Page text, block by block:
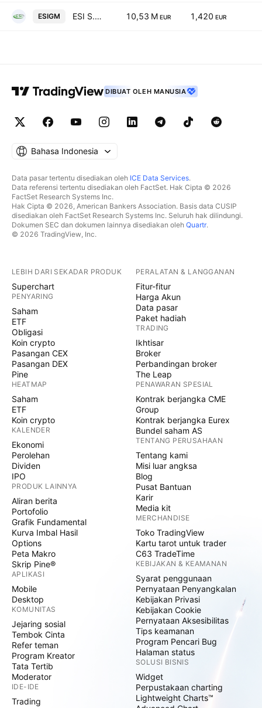
ESIGM ESI S.p.A. 10,53 M EUR 1,420 EUR
DIBUAT OLEH MANUSIA
Bahasa Indonesia
Data pasar tertentu disediakan oleh ICE Data Services.
Data referensi tertentu disediakan oleh FactSet. Hak Cipta © 2026
FactSet Research Systems Inc.
Hak Cipta © 2026, American Bankers Association. Basis data CUSIP
disediakan oleh FactSet Research Systems Inc. Seluruh hak dilindungi.
Dokumen SEC dan dokumen lainnya disediakan oleh Quartr.
© 2026 TradingView, Inc.
LEBIH DARI SEKADAR PRODUK
Superchart
PENYARING
Saham
ETF
Obligasi
Koin crypto
Pasangan CEX
Pasangan DEX
Pine
HEATMAP
Saham
ETF
Koin crypto
KALENDER
Ekonomi
Perolehan
Dividen
IPO
PRODUK LAINNYA
Aliran berita
Portofolio
Grafik Fundamental
Kurva Imbal Hasil
Options
Peta Makro
Skrip Pine®
APLIKASI
Mobile
Desktop
KOMUNITAS
Jejaring sosial
Tembok Cinta
Refer teman
Program Kreator
Tata Tertib
Moderator
IDE-IDE
Trading
PERALATAN & LANGGANAN
Fitur-fitur
Harga Akun
Data pasar
Paket hadiah
TRADING
Ikhtisar
Broker
Perbandingan broker
The Leap
PENAWARAN SPESIAL
Kontrak berjangka CME
Group
Kontrak berjangka Eurex
Bundel saham AS
TENTANG PERUSAHAAN
Tentang kami
Misi luar angksa
Blog
Pusat Bantuan
Karir
Media kit
MERCHANDISE
Toko TradingView
Kartu tarot untuk trader
C63 TradeTime
KEBIJAKAN & KEAMANAN
Syarat penggunaan
Pernyataan Penyangkalan
Kebijakan Privasi
Kebijakan Cookie
Pernyataan Aksesibilitas
Tips keamanan
Program Pencari Bug
Halaman status
SOLUSI BISNIS
Widget
Perpustakaan charting
Lightweight Charts™